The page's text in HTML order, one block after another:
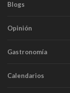
Blogs
Opinión
Gastronomía
Calendarios